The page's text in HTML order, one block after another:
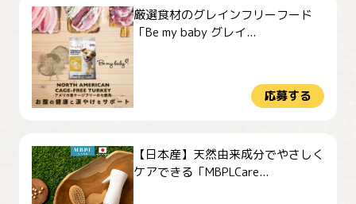
厳選食材のグレインフリーフード
「Be my baby グレイ...
応募する
【日本産】天然由来成分でやさしく
ケアできる「MBPLCare...